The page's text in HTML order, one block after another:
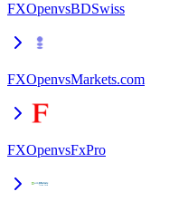
FXOpenvsBDSwiss
FXOpenvsMarkets.com
FXOpenvsFxPro